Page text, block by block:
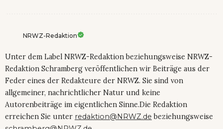
NRWZ-Redaktion
Unter dem Label NRWZ-Redaktion beziehungsweise NRWZ-
Redaktion Schramberg veröffentlichen wir Beiträge aus der
Feder eines der Redakteure der NRWZ. Sie sind von
allgemeiner, nachrichtlicher Natur und keine
Autorenbeiträge im eigentlichen Sinne.Die Redaktion
erreichen Sie unter redaktion@NRWZ.de beziehungsweise